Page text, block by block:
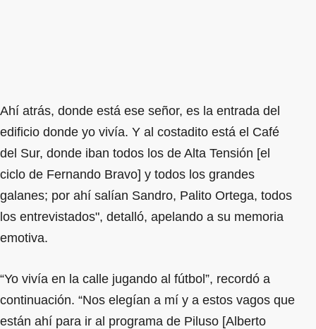
Ahí atrás, donde está ese señor, es la entrada del
edificio donde yo vivía. Y al costadito está el Café
del Sur, donde iban todos los de Alta Tensión [el
ciclo de Fernando Bravo] y todos los grandes
galanes; por ahí salían Sandro, Palito Ortega, todos
los entrevistados", detalló, apelando a su memoria
emotiva.
“Yo vivía en la calle jugando al fútbol”, recordó a
continuación. “Nos elegían a mí y a estos vagos que
están ahí para ir al programa de Piluso [Alberto